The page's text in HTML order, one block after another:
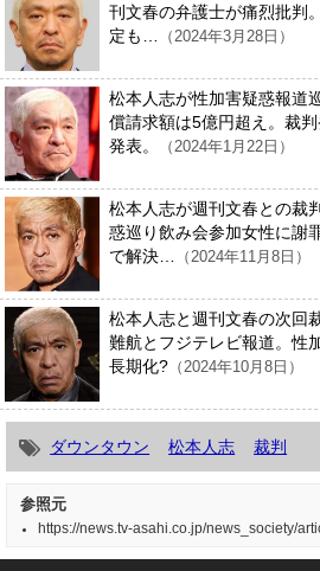
刊文春の弁護士が痛烈批判
定も…
（2024年3月28日）
松本人志が性加害疑惑報道
償請求額は5億円超え。裁
発表。
（2024年1月22日）
松本人志が週刊文春との裁
惑巡り飲み会参加女性に謝
で解決…
（2024年11月8日）
松本人志と週刊文春の次回
難航とフジテレビ報道。性
長期化? （2024年10月8日）
ダウンタウン 松本人志 裁判
参照元
https://news.tv-asahi.co.jp/news_society/